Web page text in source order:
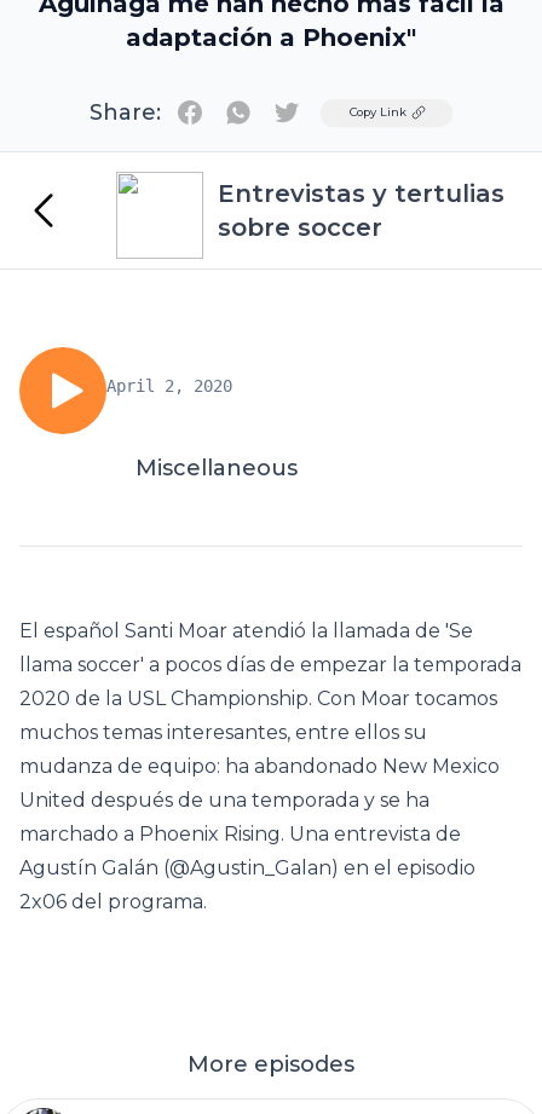
adaptación a Phoenix"
Share: TwitterCopy Link
Entrevistas y tertulias
sobre soccer
April 2, 2020
Miscellaneous
El español Santi Moar atendió la llamada de 'Se
llama soccer' a pocos días de empezar la temporada
2020 de la USL Championship. Con Moar tocamos
muchos temas interesantes, entre ellos su
mudanza de equipo: ha abandonado New Mexico
United después de una temporada y se ha
marchado a Phoenix Rising. Una entrevista de
Agustín Galán (@Agustin_Galan) en el episodio
2x06 del programa.
More episodes